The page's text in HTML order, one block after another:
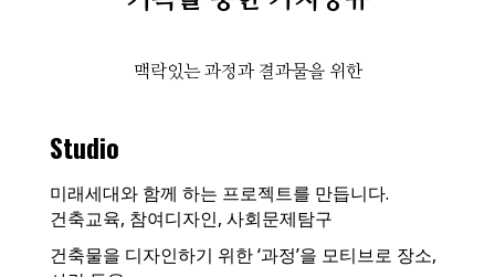
맥락있는 과정과 결과물을 위한
Studio
미래세대와 함께 하는 프로젝트를 만듭니다.
건축교육, 참여디자인, 사회문제탐구
건축물을 디자인하기 위한 ‘과정’을 모티브로 장소,